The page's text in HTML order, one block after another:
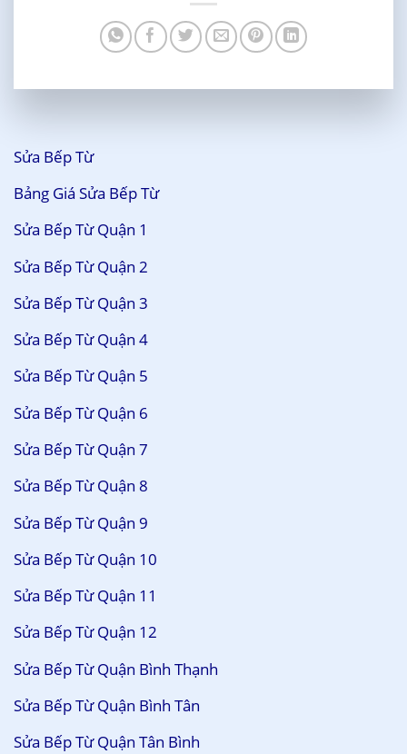
Sửa Bếp Từ
Bảng Giá Sửa Bếp Từ
Sửa Bếp Từ Quận 1
Sửa Bếp Từ Quận 2
Sửa Bếp Từ Quận 3
Sửa Bếp Từ Quận 4
Sửa Bếp Từ Quận 5
Sửa Bếp Từ Quận 6
Sửa Bếp Từ Quận 7
Sửa Bếp Từ Quận 8
Sửa Bếp Từ Quận 9
Sửa Bếp Từ Quận 10
Sửa Bếp Từ Quận 11
Sửa Bếp Từ Quận 12
Sửa Bếp Từ Quận Bình Thạnh
Sửa Bếp Từ Quận Bình Tân
Sửa Bếp Từ Quận Tân Bình